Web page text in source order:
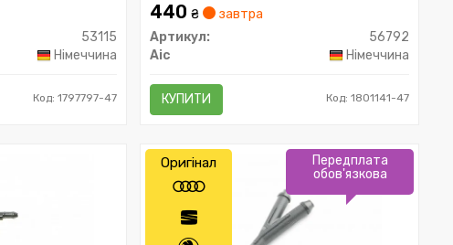
53115
Німеччина
Код: 1797797-47
440₴
завтра
Артикул:
56792
Aic
Німеччина
КУПИТИ Код: 1801141-47
Передплата
обов'язкова
Оригінал